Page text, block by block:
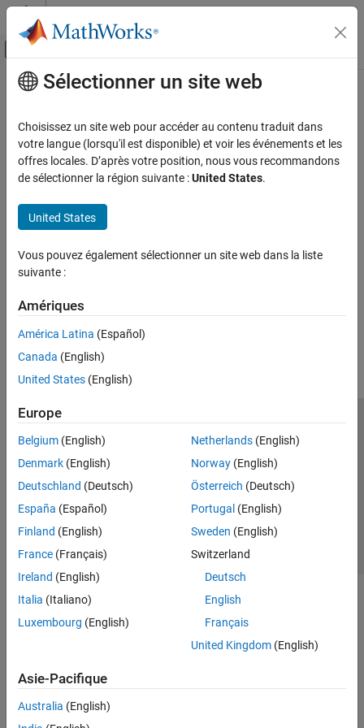
Passer au contenu
Activer/désactiver l'affichage du menu
Accueil de la documentation
Contenu principal
How useful was this information?
Sélectionner un site web
Choisissez un site web pour accéder au contenu traduit dans
votre langue (lorsqu'il est disponible) et voir les événements et les
offres locales. D’après votre position, nous vous recommandons
de sélectionner la région suivante :United States.
United States
Vous pouvez également sélectionner un site web dans la liste
suivante :
Amériques
América Latina (Español)
Canada (English)
United States (English)
Europe
Belgium (English)
Denmark (English)
Deutschland (Deutsch)
España (Español)
Finland (English)
France (Français)
Ireland (English)
Italia (Italiano)
Luxembourg (English)
Netherlands(English)
Norway(English)
Österreich (Deutsch)
Portugal (English)
Sweden (English)
Switzerland
Deutsch
English
Français
United Kingdom(English)
Asie-Pacifique
Australia (English)
Lutte anti-piratage
Contacts locaux
© 1994-2026 The MathWorks, Inc.